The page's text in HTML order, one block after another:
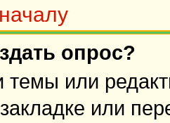
опрос?
темы или
или